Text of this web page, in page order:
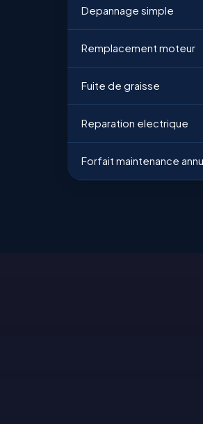
Depannage simple
Remplacement moteur
Fuite de graisse
Reparation electrique
Forfait maintenance